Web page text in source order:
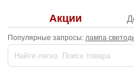
Акции
Популярные запросы: лампа